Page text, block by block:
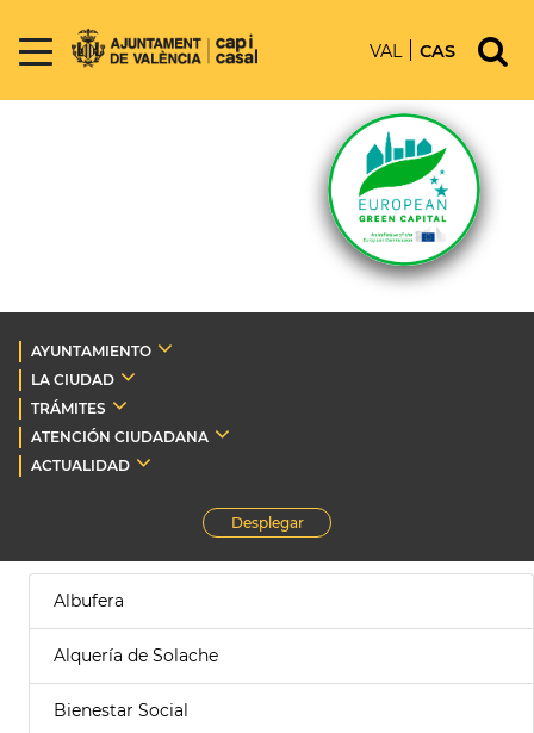
VAL CAS
AYUNTAMIENTO
LA CIUDAD
TRÁMITES
ATENCIÓN CIUDADANA
ACTUALIDAD
Desplegar
Albufera
Alquería de Solache
Bienestar Social